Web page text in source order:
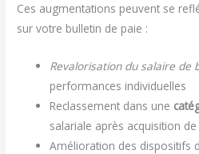
Ces augmentations peuvent se
sur votre bulletin de paie :
Revalorisation du salaire de
performances individuelles
Reclassement dans une
salariale après acquisition
Amélioration des dispositifs